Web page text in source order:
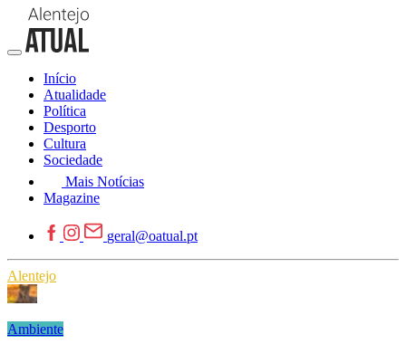
Início
Atualidade
Política
Desporto
Cultura
Sociedade
Mais Notícias
Magazine
geral@oatual.pt
Alentejo
Ambiente